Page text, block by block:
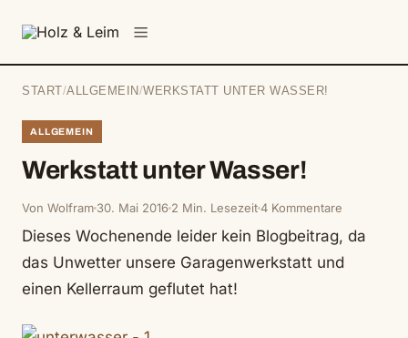
START /ALLGEMEIN/WERKSTATT UNTER WASSER!
ALLGEMEIN
Werkstatt unter Wasser!
Von Wolfram 30. Mai 2016 2 Min. Lesezeit4 Kommentare
Dieses Wochenende leider kein Blogbeitrag, da
das Unwetter unsere Garagenwerkstatt und
einen Kellerraum geflutet hat!